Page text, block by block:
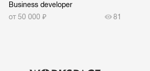
Business developer
от 50 000 ₽
81